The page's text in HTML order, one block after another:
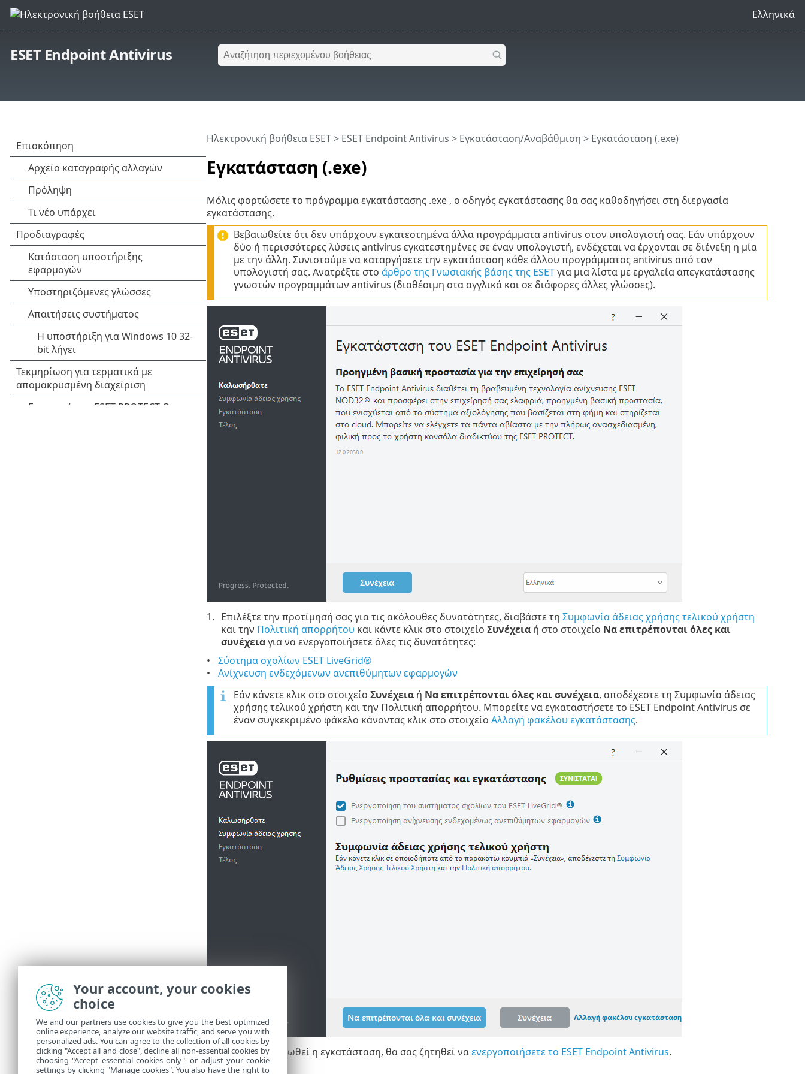
Ελληνικά
ESET Endpoint Antivirus
Εγκατάσταση (.exe)
Ηλεκτρονική βοήθεια ESET> ESET Endpoint Antivirus > Εγκατάσταση/Αναβάθμιση > Εγκατάσταση (.exe)
Μόλις φορτώσετε το πρόγραμμα εγκατάστασης .exe , ο οδηγός εγκατάστασης θα σας καθοδηγήσει στη διεργασία
εγκατάστασης.
Βεβαιωθείτε ότι δεν υπάρχουν εγκατεστημένα άλλα προγράμματα antivirus στον υπολογιστή σας. Εάν υπάρχουν
δύο ή περισσότερες λύσεις antivirus εγκατεστημένες σε έναν υπολογιστή, ενδέχεται να έρχονται σε διένεξη η μία
με την άλλη. Συνιστούμε να καταργήσετε την εγκατάσταση κάθε άλλου προγράμματος antivirus από τον
υπολογιστή σας. Ανατρέξτε στο άρθρο της Γνωσιακής βάσης της ESETγια μια λίστα με εργαλεία απεγκατάστασης
γνωστών προγραμμάτων antivirus (διαθέσιμη στα αγγλικά και σε διάφορες άλλες γλώσσες).
Επιλέξτε την προτίμησή σας για τις ακόλουθες δυνατότητες, διαβάστε τη Συμφωνία άδειας χρήσης τελικού χρήστη
και την Πολιτική απορρήτου και κάντε κλικ στο στοιχείο Συνέχειαή στο στοιχείο Να επιτρέπονται όλες και
συνέχειαγια να ενεργοποιήσετε όλες τις δυνατότητες:
Σύστημα σχολίων ESET LiveGrid®
Ανίχνευση ενδεχόμενων ανεπιθύμητων εφαρμογών
Εάν κάνετε κλικ στο στοιχείο Συνέχειαή Να επιτρέπονται όλες και συνέχεια, αποδέχεστε τη Συμφωνία άδειας
χρήσης τελικού χρήστη και την Πολιτική απορρήτου. Μπορείτε να εγκαταστήσετε το ESET Endpoint Antivirus σε
έναν συγκεκριμένο φάκελο κάνοντας κλικ στο στοιχείο Αλλαγή φακέλου εγκατάστασης.
Όταν ολοκληρωθεί η εγκατάσταση, θα σας ζητηθεί ναενεργοποιήσετε το ESET Endpoint Antivirus.
Your account, your cookies
choice
We and our partners use cookies to give you the best optimized
online experience, analyze our website traffic, and serve you with
personalized ads. You can agree to the collection of all cookies by
clicking "Accept all and close", decline all non-essential cookies by
choosing "Accept essential cookies only", or adjust your cookie
settings by clicking "Manage cookies". You also have the right to